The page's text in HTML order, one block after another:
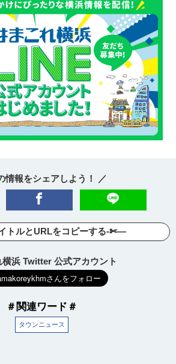
情報をシェアしよう！ ／
トルとURLをコピーする-✄—
横浜 Twitter 公式アカウント
＃関連ワード＃
タウンニュース